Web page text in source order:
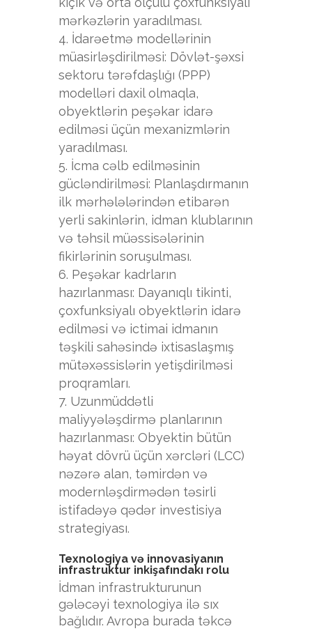
mərkəzlərin yaradılması.
İdarəetmə modellərinin
müasirləşdirilməsi: Dövlət-şəxsi
sektoru tərəfdaşlığı (PPP)
modelləri daxil olmaqla,
obyektlərin peşəkar idarə
edilməsi üçün mexanizmlərin
yaradılması.
İcma cəlb edilməsinin
gücləndirilməsi: Planlaşdırmanın
ilk mərhələlərindən etibarən
yerli sakinlərin, idman klublarının
və təhsil müəssisələrinin
fikirlərinin soruşulması.
Peşəkar kadrların
hazırlanması: Dayanıqlı tikinti,
çoxfunksiyalı obyektlərin idarə
edilməsi və ictimai idmanın
təşkili sahəsində ixtisaslaşmış
mütəxəssislərin yetişdirilməsi
proqramları.
Uzunmüddətli
maliyyələşdirmə planlarının
hazırlanması: Obyektin bütün
həyat dövrü üçün xərcləri (LCC)
nəzərə alan, təmirdən və
modernləşdirmədən təsirli
istifadəyə qədər investisiya
strategiyası.
Texnologiya və innovasiyanın
infrastruktur inkişafındakı rolu
İdman infrastrukturunun
gələcəyi texnologiya ilə sıx
bağlıdır. Avropa burada təkcə